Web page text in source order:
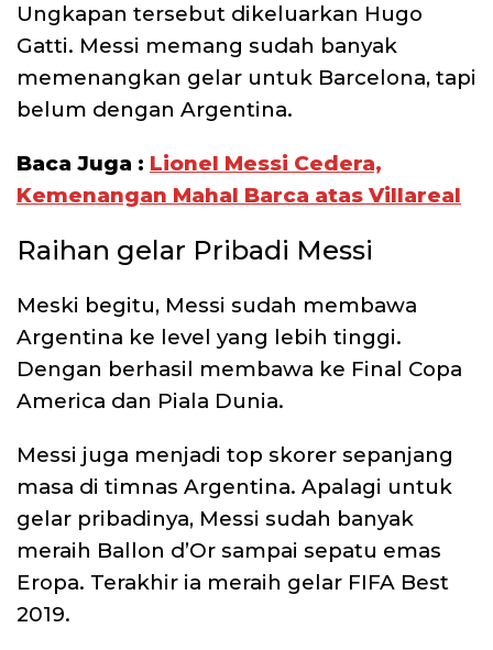
Ungkapan tersebut dikeluarkan Hugo
Gatti. Messi memang sudah banyak
memenangkan gelar untuk Barcelona, tapi
belum dengan Argentina.
Baca Juga : Lionel Messi Cedera,
Kemenangan Mahal Barca atas Villareal
Raihan gelar Pribadi Messi
Meski begitu, Messi sudah membawa
Argentina ke level yang lebih tinggi.
Dengan berhasil membawa ke Final Copa
America dan Piala Dunia.
Messi juga menjadi top skorer sepanjang
masa di timnas Argentina. Apalagi untuk
gelar pribadinya, Messi sudah banyak
meraih Ballon d’Or sampai sepatu emas
Eropa. Terakhir ia meraih gelar FIFA Best
2019.